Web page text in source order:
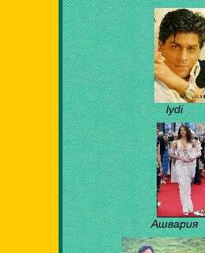
lydi
Ашвария